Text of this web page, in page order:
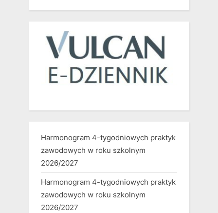
Harmonogram 4-tygodniowych praktyk
zawodowych w roku szkolnym
2026/2027
Harmonogram 4-tygodniowych praktyk
zawodowych w roku szkolnym
2026/2027